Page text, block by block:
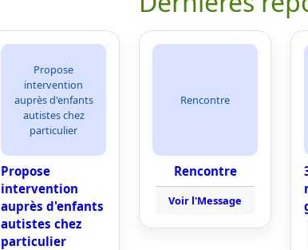
Propose
intervention
auprès d'enfants
autistes chez
particulier
Propose
intervention
auprès d'enfants
autistes chez
particulier
Rencontre
Rencontre
Voir l'Message